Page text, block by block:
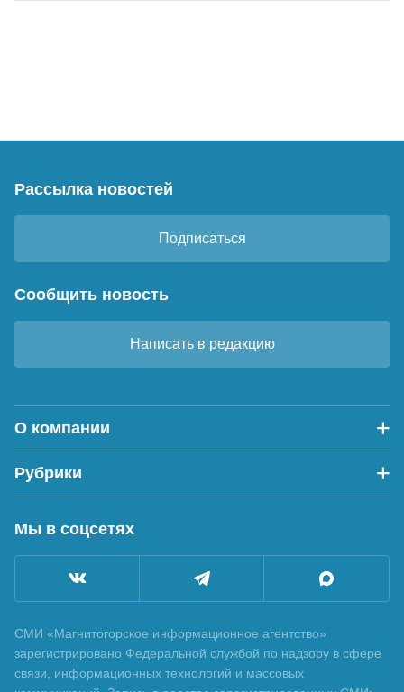
Рассылка новостей
Подписаться
Сообщить новость
Написать в редакцию
О компании
Рубрики
Мы в соцсетях
СМИ «Магнитогорское информационное агентство»
зарегистрировано Федеральной службой по надзору в сфере
связи, информационных технологий и массовых